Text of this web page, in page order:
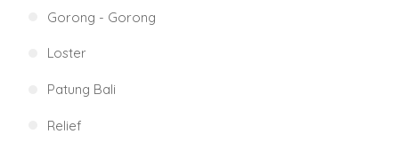
Gorong - Gorong
Loster
Patung Bali
Relief